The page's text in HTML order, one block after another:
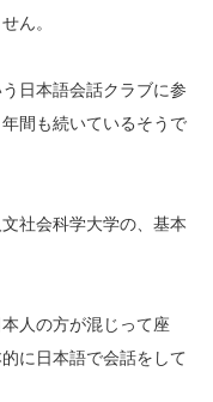
ん。
日本語会話クラブに参
間も続いているそうで
社会科学大学の、基本
人の方が混じって座
に日本語で会話をして